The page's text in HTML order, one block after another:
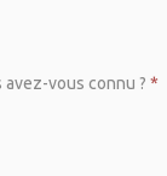
avez-vous connu ? *